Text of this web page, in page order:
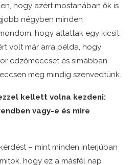
hogy azért mostanában ők is
négyben minden
hogy altattak egy kicsit
volt már arra példa, hogy
edzőmeccset és simábban
meg mindig szenvedtünk.
kellett volna kezdeni:
vagy-e és mire
– mint minden interjúban
hogy ez a másfél nap